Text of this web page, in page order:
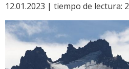
12.01.2023 | tiempo de lectura: 2